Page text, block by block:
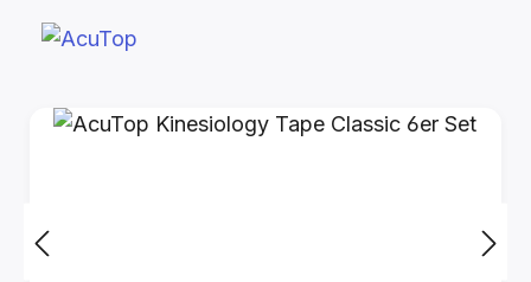
Bildergalerie überspringen